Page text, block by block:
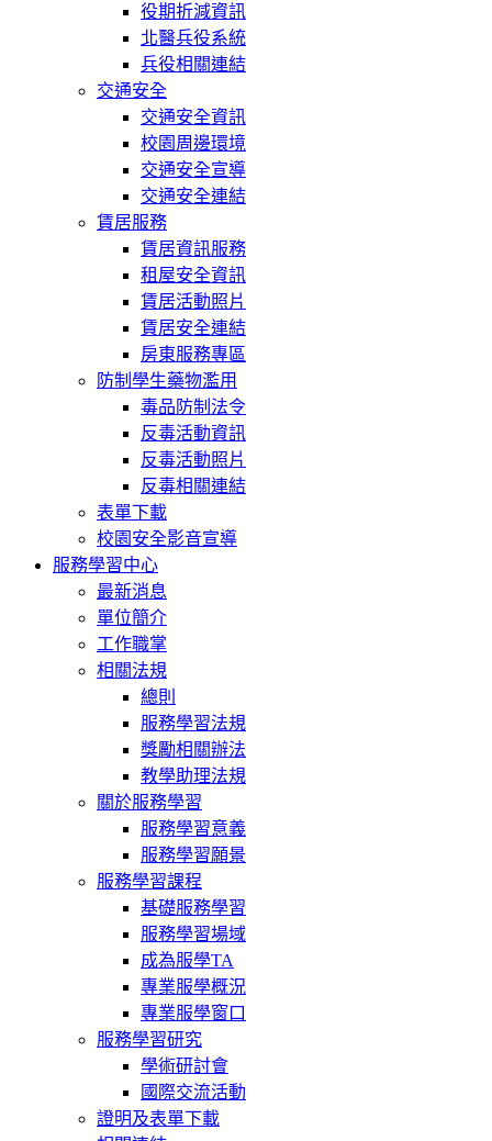
役期折減資訊
北醫兵役系統
兵役相關連結
交通安全
交通安全資訊
校園周邊環境
交通安全宣導
交通安全連結
賃居服務
賃居資訊服務
租屋安全資訊
賃居活動照片
賃居安全連結
房東服務專區
防制學生藥物濫用
毒品防制法令
反毒活動資訊
反毒活動照片
反毒相關連結
表單下載
校園安全影音宣導
服務學習中心
最新消息
單位簡介
工作職掌
相關法規
總則
服務學習法規
獎勵相關辦法
教學助理法規
關於服務學習
服務學習意義
服務學習願景
服務學習課程
基礎服務學習
服務學習場域
成為服學TA
專業服學概況
專業服學窗口
服務學習研究
學術研討會
國際交流活動
證明及表單下載